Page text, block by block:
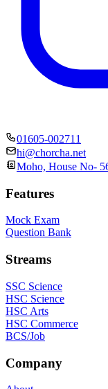
01605-002711
hi@chorcha.net
Moho, House No-
Features
Mock Exam
Question Bank
Streams
SSC Science
HSC Science
HSC Arts
HSC Commerce
BCS/Job
Company